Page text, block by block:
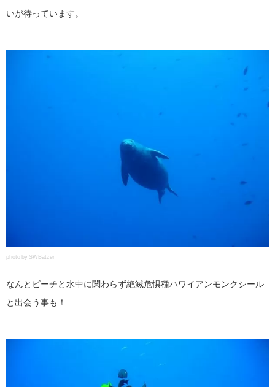
いが待っています。
photo by SWBatzer
なんとビーチと水中に関わらず絶滅危惧種ハワイアンモンクシール
と出会う事も！